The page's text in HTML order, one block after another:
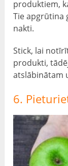
produktiem,
Tie apgrūtina
nakti.
Stick, lai
produkti,
atslābinātam
6.